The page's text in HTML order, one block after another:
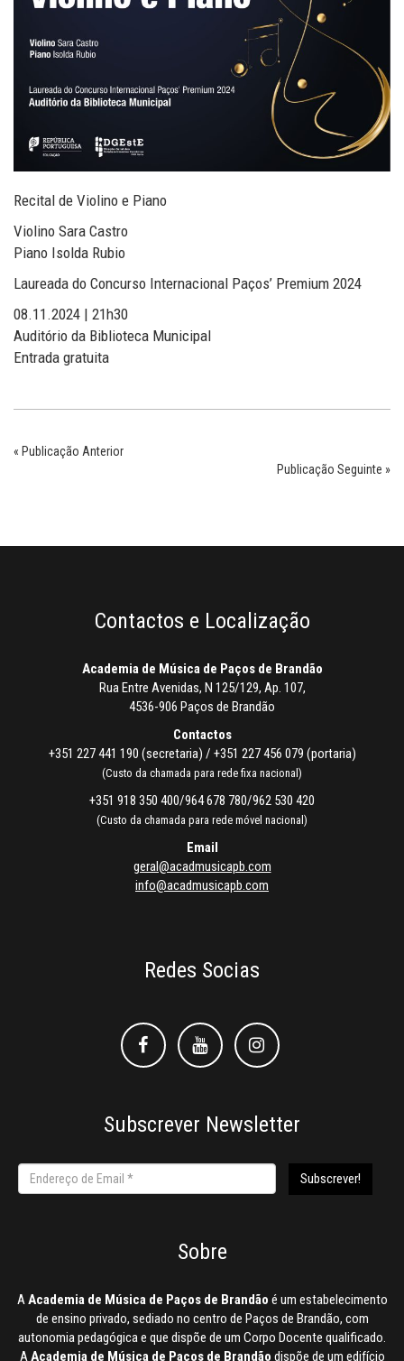
Recital de Violino e Piano
Violino Sara Castro
Piano Isolda Rubio
Laureada do Concurso Internacional Paços’ Premium 2024
08.11.2024 | 21h30
Auditório da Biblioteca Municipal
Entrada gratuita
« Publicação Anterior
Publicação Seguinte »
Contactos e Localização
Academia de Música de Paços de Brandão
Rua Entre Avenidas, N 125/129, Ap. 107,
4536-906 Paços de Brandão
Contactos
+351 227 441 190 (secretaria) / +351 227 456 079 (portaria)
(Custo da chamada para rede fixa nacional)
+351 918 350 400/964 678 780/962 530 420
(Custo da chamada para rede móvel nacional)
Email
geral@acadmusicapb.com
info@acadmusicapb.com
Redes Socias
FacebookFacebookInstagram
Subscrever Newsletter
Sobre
AAcademia de Música de Paços de Brandão é um estabelecimento
de ensino privado, sediado no centro de Paços de Brandão, com
autonomia pedagógica e que dispõe de um Corpo Docente qualificado.
AAcademia de Música de Paços de Brandão dispõe de um edifício